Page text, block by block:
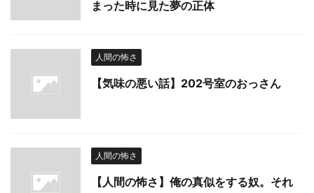
まった時に見た夢の正体
人間の怖さ
【気味の悪い話】202号室のおっさん
人間の怖さ
【人間の怖さ】俺の真似をする奴。それ